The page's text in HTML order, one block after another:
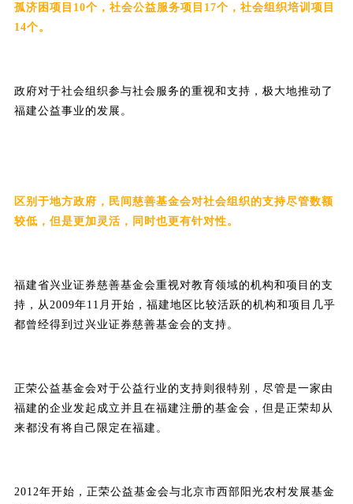
孤济困项目10个，社会公益服务项目17个，社会组织培训项目
14个。
政府对于社会组织参与社会服务的重视和支持，极大地推动了
福建公益事业的发展。
区别于地方政府，民间慈善基金会对社会组织的支持尽管数额
较低，但是更加灵活，同时也更有针对性。
福建省兴业证券慈善基金会重视对教育领域的机构和项目的支
持，从2009年11月开始， 福建地区比较活跃的机构和项目几乎
都曾经得到过兴业证券慈善基金会的支持。
正荣公益基金会对于公益行业的支持则很特别，尽管是一家由
福建的企业发起成立并且在福建注册的基金会，但是正荣却 从
来都没有将自己限定在福建。
2012年开始，正荣公益基金会与北京市西部阳光农村发展基金